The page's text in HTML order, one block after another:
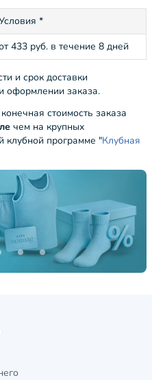
*
433 руб. в течение 8 дней
и срок доставки
оформлении заказа.
стоимость заказа
чем на крупных
клубной программе "Клубная